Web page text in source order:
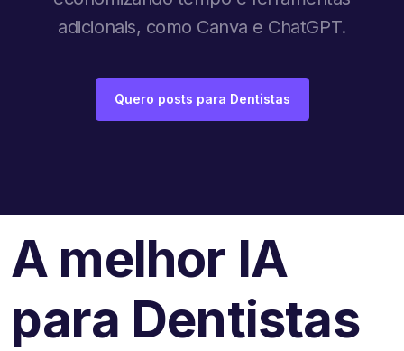
adicionais, como Canva e ChatGPT.
Quero posts para Dentistas
A melhor IA
para Dentistas